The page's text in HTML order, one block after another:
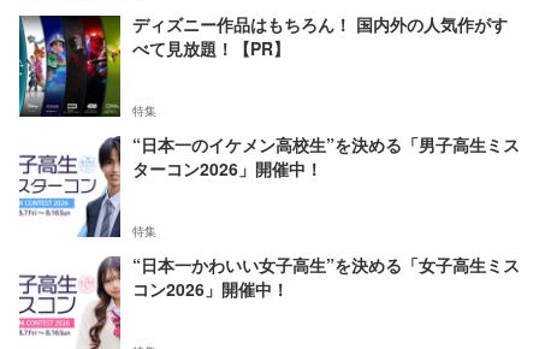
ディズニー作品はもちろん！ 国内外の人気作がす
べて見放題！【PR】
特集
“日本一のイケメン高校生”を決める「男子高生ミス
ターコン2026」開催中！
特集
“日本一かわいい女子高生”を決める「女子高生ミス
コン2026」開催中！